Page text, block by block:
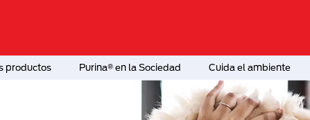
productos Purina® en la Sociedad Cuida el ambiente